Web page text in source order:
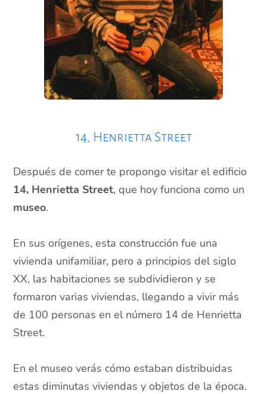
14, Henrietta Street
Después de comer te propongo visitar el edificio
14, Henrietta Street, que hoy funciona como un
museo.
En sus orígenes, esta construcción fue una
vivienda unifamiliar, pero a principios del siglo
XX, las habitaciones se subdividieron y se
formaron varias viviendas, llegando a vivir más
de 100 personas en el número 14 de Henrietta
Street.
En el museo verás cómo estaban distribuidas
estas diminutas viviendas y objetos de la época.